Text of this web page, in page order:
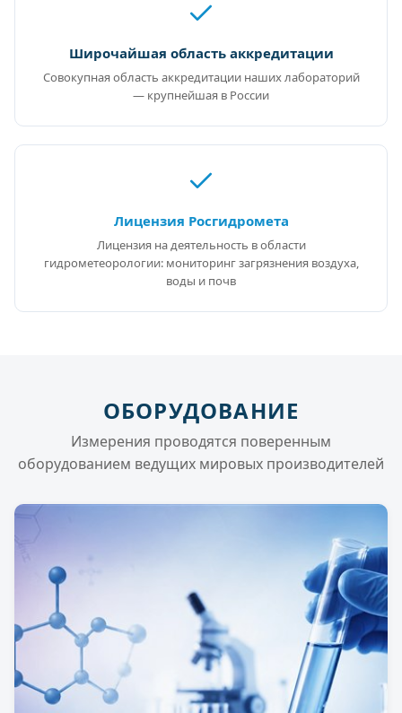
Широчайшая область аккредитации
Совокупная область аккредитации наших лабораторий
— крупнейшая в России
Лицензия Росгидромета
Лицензия на деятельность в области
гидрометеорологии: мониторинг загрязнения воздуха,
воды и почв
ОБОРУДОВАНИЕ
Измерения проводятся поверенным
оборудованием ведущих мировых производителей